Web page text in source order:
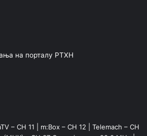
на порталу РТХН
– CH 11 | m:Box – CH 12 | Telemach – CH